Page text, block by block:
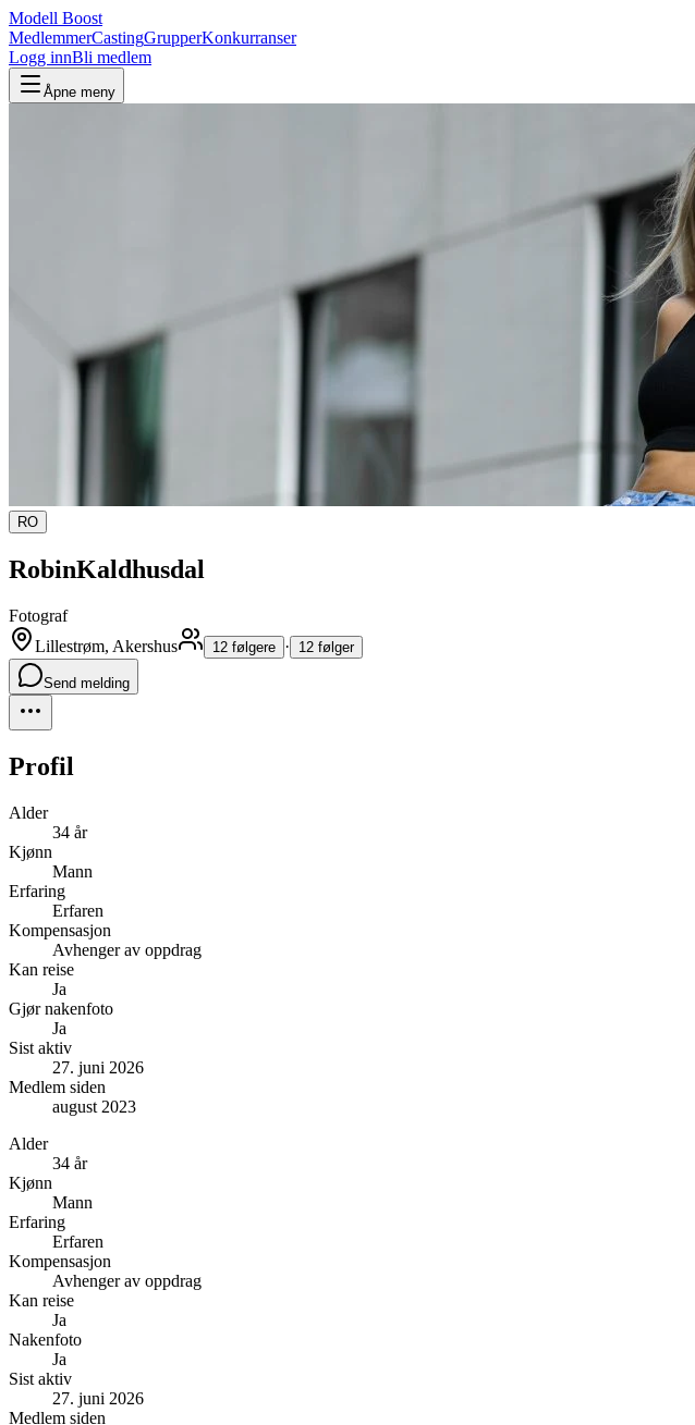
Modell Boost
MedlemmerCastingGrupperKonkurranser
Logg innBli medlem
Åpne meny
RO
RobinKaldhusdal
Fotograf
Lillestrøm, Akershus
12 følgere · 12 følger
Send melding
Profil
Alder
34 år
Kjønn
Mann
Erfaring
Erfaren
Kompensasjon
Avhenger av oppdrag
Kan reise
Ja
Gjør nakenfoto
Ja
Sist aktiv
27. juni 2026
Medlem siden
august 2023
Alder
34 år
Kjønn
Mann
Erfaring
Erfaren
Kompensasjon
Avhenger av oppdrag
Kan reise
Ja
Nakenfoto
Ja
Sist aktiv
27. juni 2026
Medlem siden